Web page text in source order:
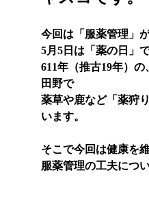
今回は「服薬管理」
5月5日は「薬の日」で
611年（推古19年）
田野で
薬草や鹿など「薬狩
います。
そこで今回は健康を
服薬管理の工夫につ